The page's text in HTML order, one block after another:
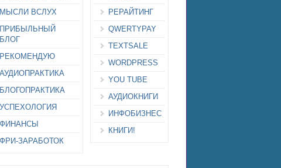
МЫСЛИ ВСЛУХ
ПРИБЫЛЬНЫЙ
БЛОГ
РЕКОМЕНДУЮ
АУДИОПРАКТИКА
БЛОГОПРАКТИКА
УСПЕХОЛОГИЯ
ФИНАНСЫ
ФРИ-ЗАРАБОТОК
РЕРАЙТИНГ
QWERTYPAY
TEXTSALE
WORDPRESS
YOU TUBE
АУДИОКНИГИ
ИНФОБИЗНЕС
КНИГИ!